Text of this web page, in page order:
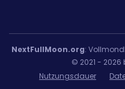
NextFullMoon.org:
© 2021 - 2026
Nutzungsdauer